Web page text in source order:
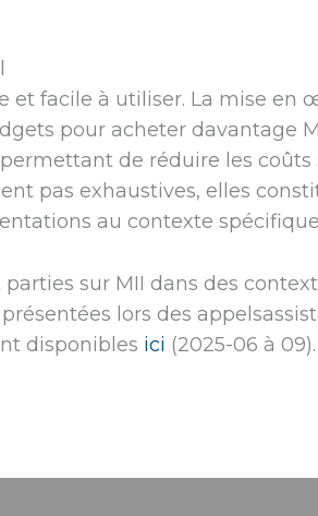
et facile à utiliser. La mise en
pour acheter davantage
de réduire les
pas exhaustives, elles
au contexte
sur MII dans des
lors des
disponibles ici (2025-06 à 09).